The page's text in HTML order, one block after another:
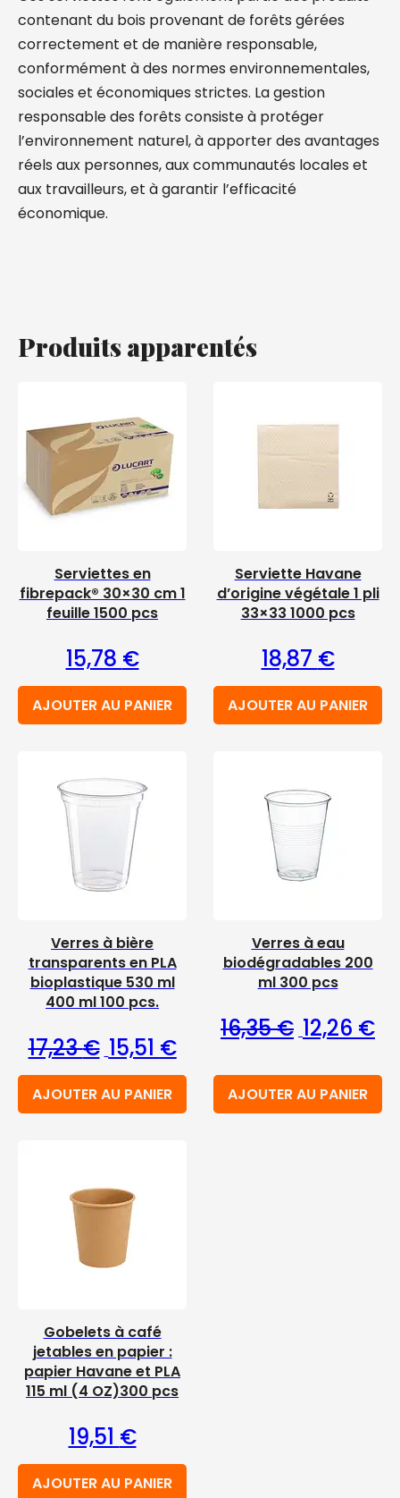
contenant du bois provenant de forêts gérées
correctement et de manière responsable,
conformément à des normes environnementales,
sociales et économiques strictes. La gestion
responsable des forêts consiste à protéger
l’environnement naturel, à apporter des avantages
réels aux personnes, aux communautés locales et
aux travailleurs, et à garantir l’efficacité
économique.
Produits apparentés
Serviettes en
fibrepack® 30×30 cm 1
feuille 1500 pcs
15,78 €
AJOUTER AU PANIER
Serviette Havane
d’origine végétale 1 pli
33×33 1000 pcs
18,87 €
AJOUTER AU PANIER
Verres à bière
transparents en PLA
bioplastique 530 ml
400 ml 100 pcs.
17,23€ Le prix initial était : 17,23 €.
15,51 €Le prix actuel est : 15,51 €.
AJOUTER AU PANIER
Verres à eau
biodégradables 200
ml 300 pcs
16,35€ Le prix
12,26 €Le
AJOUTER AU PANIER
Gobelets à café
jetables en papier :
papier Havane et PLA
115 ml (4 OZ)300 pcs
19,51 €
AJOUTER AU PANIER